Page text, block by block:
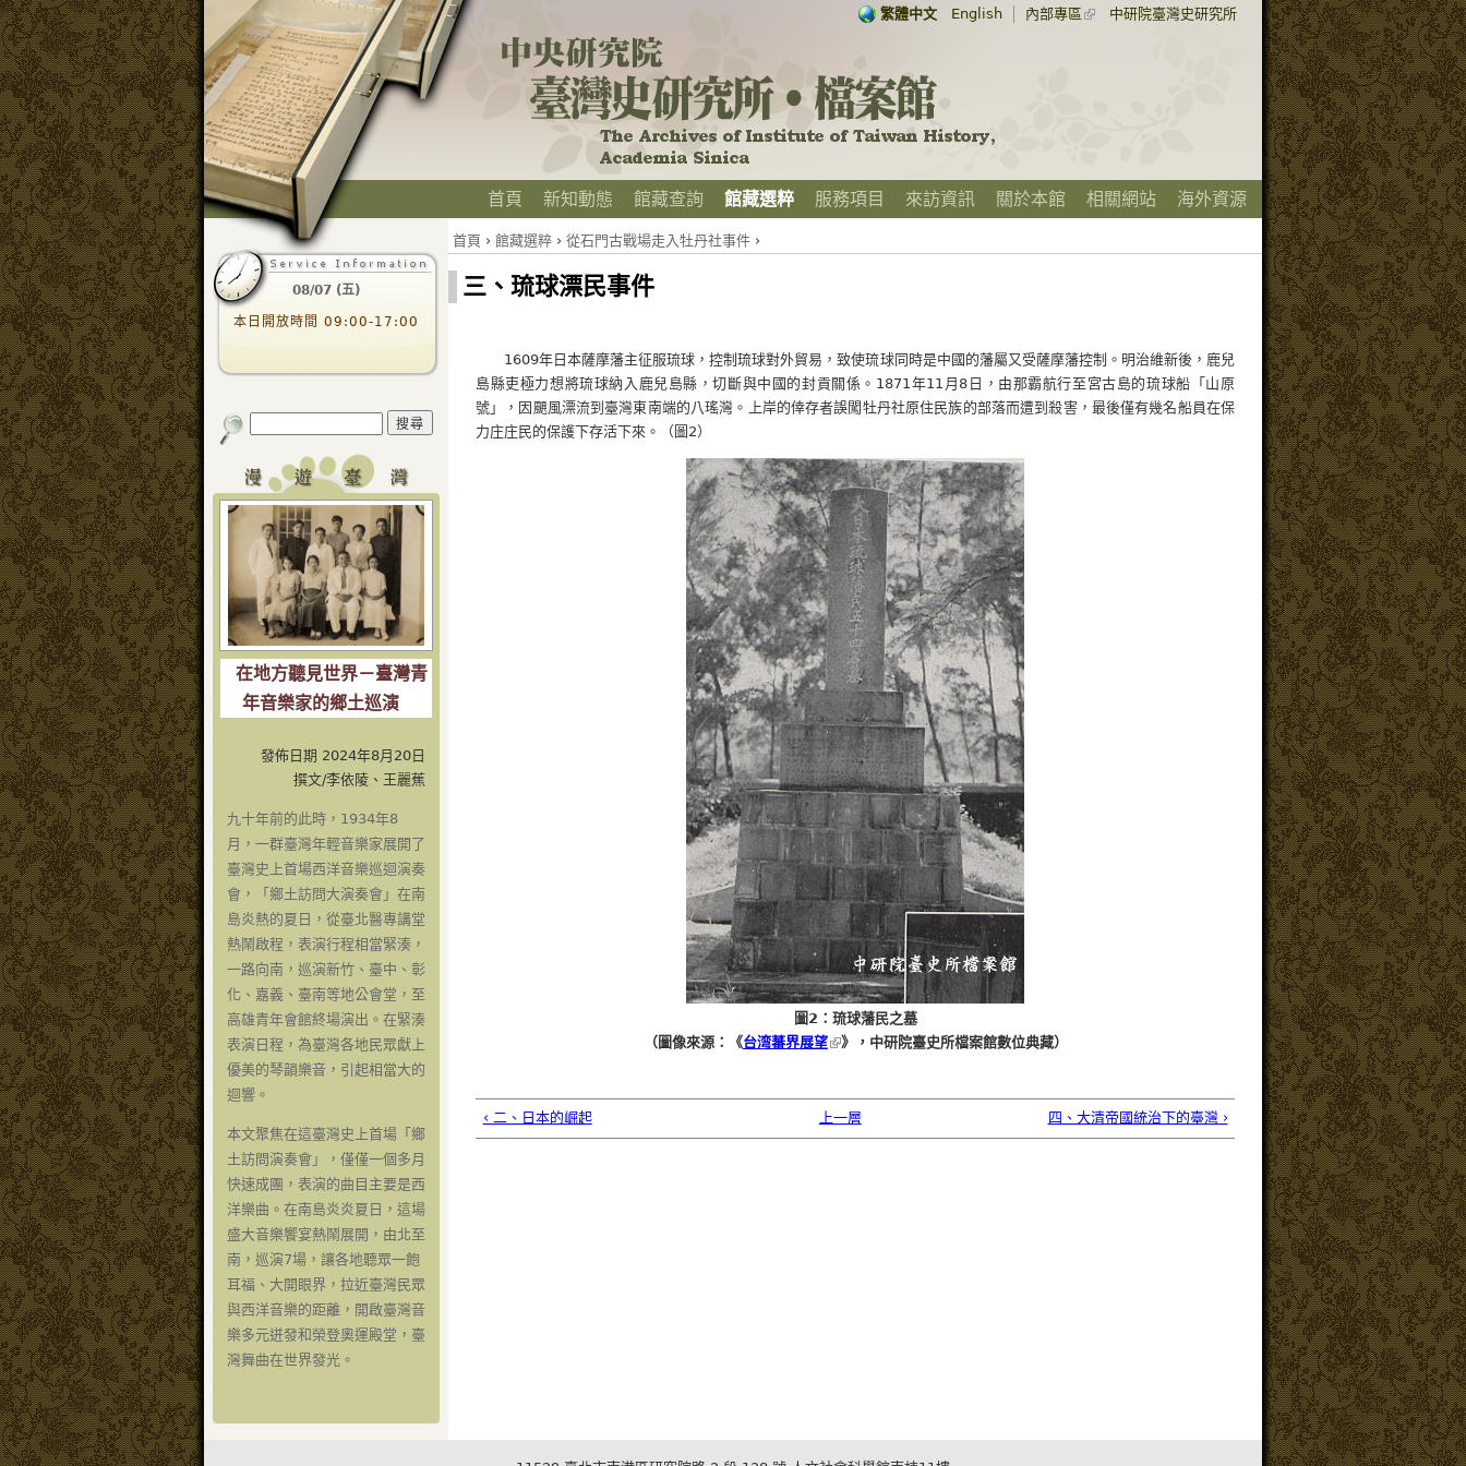
內部專區 中研院臺灣史研究所
繁體中文 English
首頁 新知動態 館藏查詢 館藏選粹 服務項目 來訪資訊 關於本館 相關網站 海外資源
08/07 (五)
本日開放時間 09:00-17:00
在地方聽見世界－臺灣青
年音樂家的鄉土巡演
發佈日期 2024年8月20日
撰文/李依陵、王麗蕉
九十年前的此時，1934年8
月，一群臺灣年輕音樂家展開了
臺灣史上首場西洋音樂巡迴演奏
會，「鄉土訪問大演奏會」在南
島炎熱的夏日，從臺北醫專講堂
熱鬧啟程，表演行程相當緊湊，
一路向南，巡演新竹、臺中、彰
化、嘉義、臺南等地公會堂，至
高雄青年會館終場演出。在緊湊
表演日程，為臺灣各地民眾獻上
優美的琴韻樂音，引起相當大的
迴響。
本文聚焦在這臺灣史上首場「鄉
土訪問演奏會」，僅僅一個多月
快速成團，表演的曲目主要是西
洋樂曲。在南島炎炎夏日，這場
盛大音樂饗宴熱鬧展開，由北至
南，巡演7場，讓各地聽眾一飽
耳福、大開眼界，拉近臺灣民眾
與西洋音樂的距離，開啟臺灣音
樂多元迸發和榮登奧運殿堂，臺
灣舞曲在世界發光。
首頁 › 館藏選粹› 從石門古戰場走入牡丹社事件›
三、琉球漂民事件
1609年日本薩摩藩主征服琉球，控制琉球對外貿易，致使琉球同時是中國的藩屬又受薩摩藩控制。明治維新後，鹿兒
島縣吏極力想將琉球納入鹿兒島縣，切斷與中國的封貢關係。1871年11月8日，由那霸航行至宮古島的琉球船「山原
號」，因颶風漂流到臺灣東南端的八瑤灣。上岸的倖存者誤闖牡丹社原住民族的部落而遭到殺害，最後僅有幾名船員在保
力庄庄民的保護下存活下來。（圖2）
圖2：琉球藩民之墓
（圖像來源：《台湾蕃界展望 》，中研院臺史所檔案館數位典藏）
‹ 二、日本的崛起 上一層 四、大清帝國統治下的臺灣 ›